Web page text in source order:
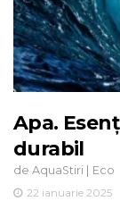
Apa.
durabil
de AquaStiri | Eco
22 ianuarie 2025